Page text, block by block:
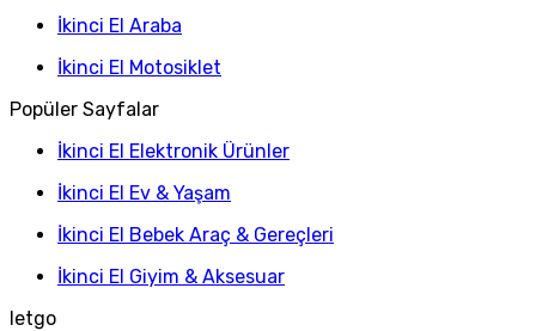
İkinci El Araba
İkinci El Motosiklet
Popüler Sayfalar
İkinci El Elektronik Ürünler
İkinci El Ev & Yaşam
İkinci El Bebek Araç & Gereçleri
İkinci El Giyim & Aksesuar
letgo